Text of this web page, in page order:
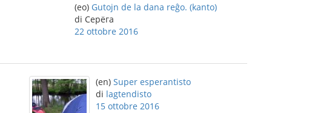
(eo) Gutojn de la dana reĝo. (kanto)
di Серёга
22 ottobre 2016
(en) Super esperantisto
di lagtendisto
15 ottobre 2016